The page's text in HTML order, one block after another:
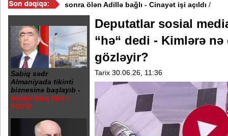
/Əməliyyatdan 12 gün sonra ölən Adillə bağlı - Cinayət işi
Sabiq sədr
Almaniyada tikinti
biznesinə başlayıb -
Şərikli bina tikir +
FOTO
Deputatlar sosial
“hə“ dedi - Kimlərə
gözləyir?
Tarix 30.06.26, 11:36